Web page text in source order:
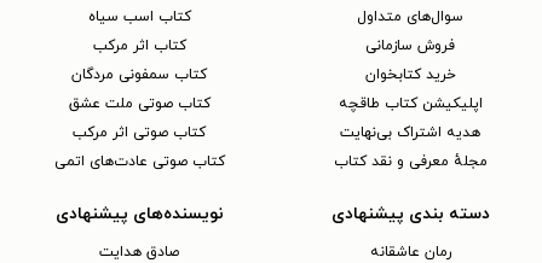
سوال‌های متداول
فروش سازمانی
خرید کتابخوان
اپلیکیشن کتاب طاقچه
هدیه اشتراک بی‌نهایت
مجلهٔ معرفی و نقد کتاب
کتاب اسب سیاه
کتاب اثر مرکب
کتاب سمفونی مردگان
کتاب صوتی ملت عشق
کتاب صوتی اثر مرکب
کتاب صوتی عادت‌های اتمی
دسته بندی پیشنهادی
رمان عاشقانه
نویسنده‌های پیشنهادی
صادق هدایت